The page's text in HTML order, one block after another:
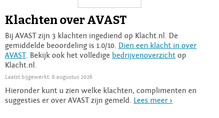
Login
Klachten over AVAST
Bij AVAST zijn 3 klachten ingediend op Klacht.nl. De
gemiddelde beoordeling is 1.0/10. Dien een klacht in over
AVAST. Bekijk ook het volledige bedrijvenoverzicht op
Klacht.nl.
Laatst bijgewerkt: 6 augustus 2026
Hieronder kunt u zien welke klachten, complimenten en
suggesties er over AVAST zijn gemeld. Lees meer >